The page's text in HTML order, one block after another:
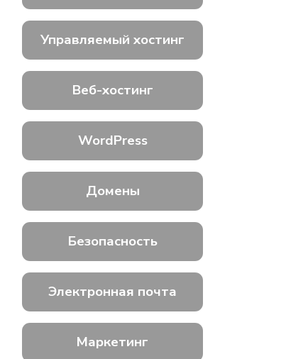
Управляемый хостинг
Веб-хостинг
WordPress
Домены
Безопасность
Электронная почта
Маркетинг